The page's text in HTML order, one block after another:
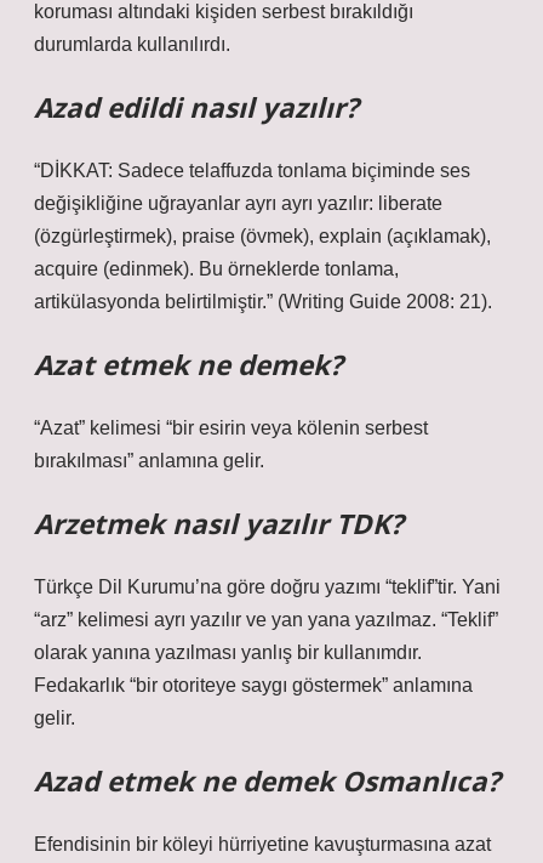
koruması altındaki kişiden serbest bırakıldığı
durumlarda kullanılırdı.
Azad edildi nasıl yazılır?
“DİKKAT: Sadece telaffuzda tonlama biçiminde ses
değişikliğine uğrayanlar ayrı ayrı yazılır: liberate
(özgürleştirmek), praise (övmek), explain (açıklamak),
acquire (edinmek). Bu örneklerde tonlama,
artikülasyonda belirtilmiştir.” (Writing Guide 2008: 21).
Azat etmek ne demek?
“Azat” kelimesi “bir esirin veya kölenin serbest
bırakılması” anlamına gelir.
Arzetmek nasıl yazılır TDK?
Türkçe Dil Kurumu’na göre doğru yazımı “teklif”tir. Yani
“arz” kelimesi ayrı yazılır ve yan yana yazılmaz. “Teklif”
olarak yanına yazılması yanlış bir kullanımdır.
Fedakarlık “bir otoriteye saygı göstermek” anlamına
gelir.
Azad etmek ne demek Osmanlıca?
Efendisinin bir köleyi hürriyetine kavuşturmasına azat